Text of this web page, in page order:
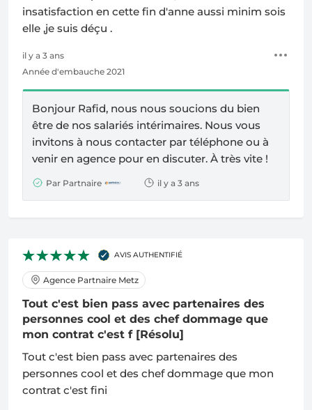
insatisfaction en cette fin d'anne aussi minim sois
elle ,je suis déçu .
il y a 3 ans
Année d'embauche 2021
Bonjour Rafid, nous nous soucions du bien
être de nos salariés intérimaires. Nous vous
invitons à nous contacter par téléphone ou à
venir en agence pour en discuter. À très vite !
Par Partnaire il y a 3 ans
AVIS AUTHENTIFIÉ
Agence Partnaire Metz
Tout c'est bien pass avec partenaires des
personnes cool et des chef dommage que
mon contrat c'est f [Résolu]
Tout c'est bien pass avec partenaires des
personnes cool et des chef dommage que mon
contrat c'est fini